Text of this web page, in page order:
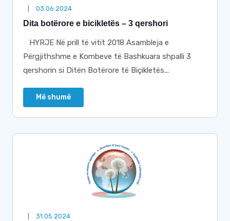
03.06.2024
Dita botërore e bicikletës – 3 qershori
HYRJE Në prill të vitit 2018 Asambleja e
Përgjithshme e Kombeve të Bashkuara shpalli 3
qershorin si Ditën Botërore të Biçikletës...
Më shumë
31.05.2024